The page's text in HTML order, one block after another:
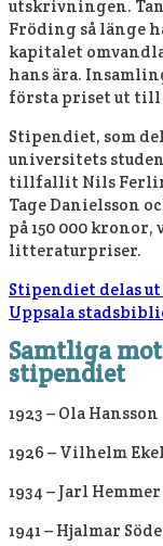
utskrivningen.
Fröding så länge
kapitalet
hans ära.
första priset ut till
Stipendiet, som
universitets
tillfallit Nils
Tage Danielsson
på 150 000
litteraturpriser.
Stipendiet delas
Uppsala
Samtliga
stipendiet
1923 – Ola Hansson
1926 – Vilhelm
1934 – Jarl Hemmer
1941 – Hjalmar